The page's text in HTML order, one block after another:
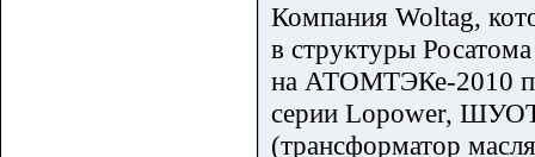
Компания Woltag,
в структуры
на АТОМТЭКе-2010
серии Lopower,
(трансформатор